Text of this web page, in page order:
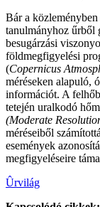
Bár a közleményben
tanulmányhoz űrből
besugárzási
földmegfigyelési
(Copernicus
méréseken alapuló,
információt. A
tetején uralkodó
(Moderate
méréseiből
események
megfigyeléseire
Ûrvilág